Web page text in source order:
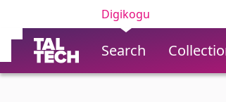
Digikogu
Search